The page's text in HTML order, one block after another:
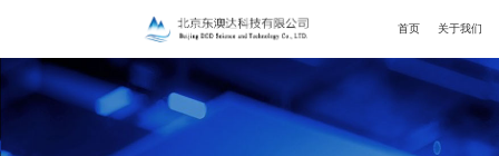
首页 关于我们